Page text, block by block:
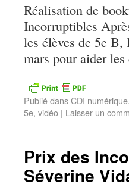
Réalisation de
Incorruptibles
les élèves de 5e B,
mars pour aider
Publié dansCDI numérique,
5e, vidéo | Laisser un
Prix des
Séverine